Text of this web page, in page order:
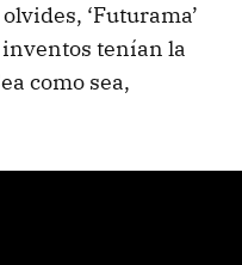
‘Futurama’
tenían la
como sea,